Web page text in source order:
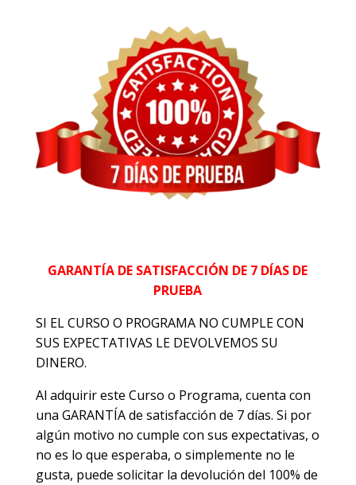
GARANTÍA DE SATISFACCIÓN DE 7 DÍAS DE
PRUEBA
SI EL CURSO O PROGRAMA NO CUMPLE CON
SUS EXPECTATIVAS LE DEVOLVEMOS SU
DINERO.
Al adquirir este Curso o Programa, cuenta con
una GARANTÍA de satisfacción de 7 días. Si por
algún motivo no cumple con sus expectativas, o
no es lo que esperaba, o simplemente no le
gusta, puede solicitar la devolución del 100% de